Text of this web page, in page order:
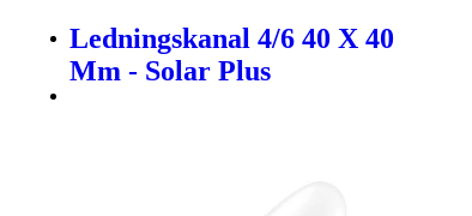
Ledningskanal 4/6 40 X 40
Mm - Solar Plus